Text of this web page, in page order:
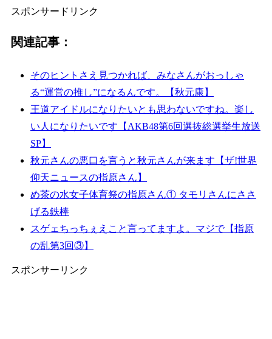
スポンサードリンク
関連記事：
そのヒントさえ見つかれば、みなさんがおっしゃ
る“運営の推し”になるんです。【秋元康】
王道アイドルになりたいとも思わないですね。楽し
い人になりたいです【AKB48第6回選抜総選挙生放送
SP】
秋元さんの悪口を言うと秋元さんが来ます【ザ!世界
仰天ニュースの指原さん】
め茶の水女子体育祭の指原さん① タモリさんにささ
げる鉄棒
スゲェちっちぇえこと言ってますよ。マジで【指原
の乱第3回③】
スポンサーリンク